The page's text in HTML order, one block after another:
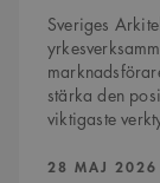
Sveriges
stärka den
viktigaste
PUBLICERAD:
28 MAJ 2026